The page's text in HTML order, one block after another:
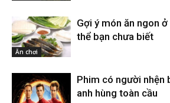
Ăn chơi
Gợi ý món ăn ngon
thể bạn chưa biết
Phim có người nhện
anh hùng toàn cầu